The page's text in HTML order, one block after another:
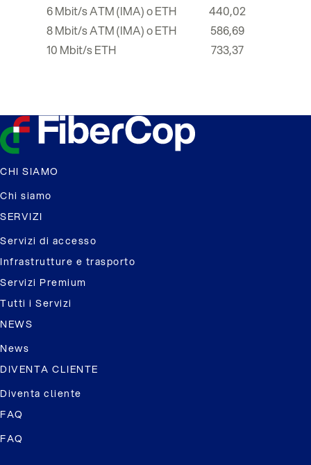
6 Mbit/s ATM (IMA) o ETH
440,02
8 Mbit/s ATM (IMA) o ETH
586,69
10 Mbit/s ETH
733,37
CHI SIAMO
Chi siamo
SERVIZI
Servizi di accesso
Infrastrutture e trasporto
Servizi Premium
Tutti i Servizi
NEWS
News
DIVENTA CLIENTE
Diventa cliente
FAQ
FAQ